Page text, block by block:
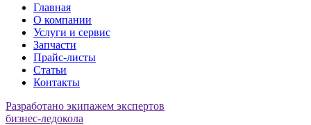
Главная
О компании
Услуги и сервис
Запчасти
Прайс-листы
Статьи
Контакты
Разработано экипажем экспертов
бизнес-ледокола